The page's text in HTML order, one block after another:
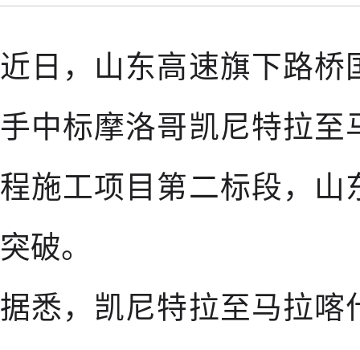
近日，山东高速旗下路
手中标摩洛哥凯尼特拉
程施工项目第二标段，
突破。
据悉，凯尼特拉至马拉